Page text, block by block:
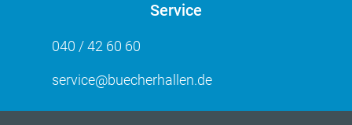
Service
040 / 42 60 60
service@buecherhallen.de